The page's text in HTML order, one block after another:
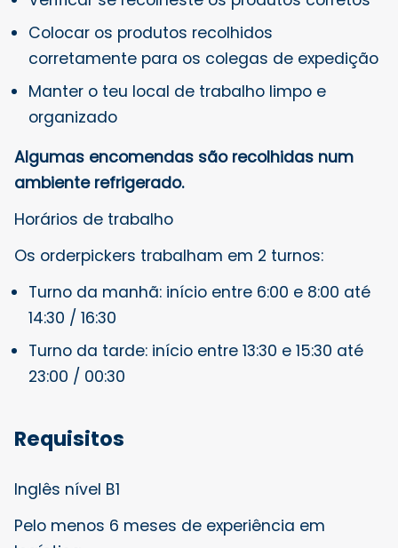
Colocar os produtos recolhidos
corretamente para os colegas de expedição
Manter o teu local de trabalho limpo e
organizado
Algumas encomendas são recolhidas num
ambiente refrigerado.
Horários de trabalho
Os orderpickers trabalham em 2 turnos:
Turno da manhã: início entre 6:00 e 8:00 até
14:30 / 16:30
Turno da tarde: início entre 13:30 e 15:30 até
23:00 / 00:30
Requisitos
Inglês nível B1
Pelo menos 6 meses de experiência em